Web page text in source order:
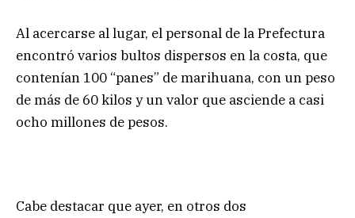
Al acercarse al lugar, el personal de la Prefectura
encontró varios bultos dispersos en la costa, que
contenían 100 “panes” de marihuana, con un peso
de más de 60 kilos y un valor que asciende a casi
ocho millones de pesos.
Cabe destacar que ayer, en otros dos